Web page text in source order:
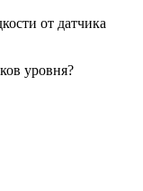
от датчика
уровня?